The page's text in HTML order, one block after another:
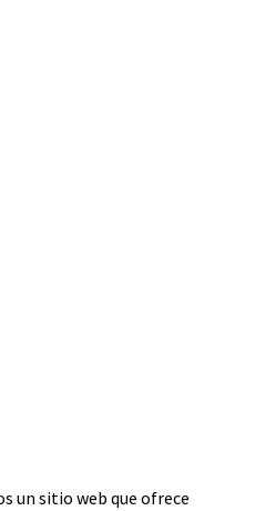
un sitio web que ofrece